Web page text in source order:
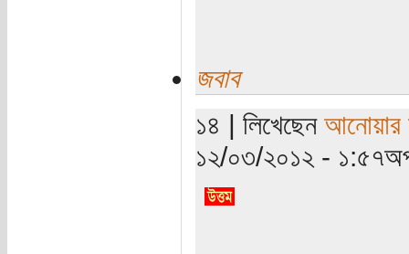
জবাব
১৪ | লিখেছেন আনোয়ার
১২/০৩/২০১২ -